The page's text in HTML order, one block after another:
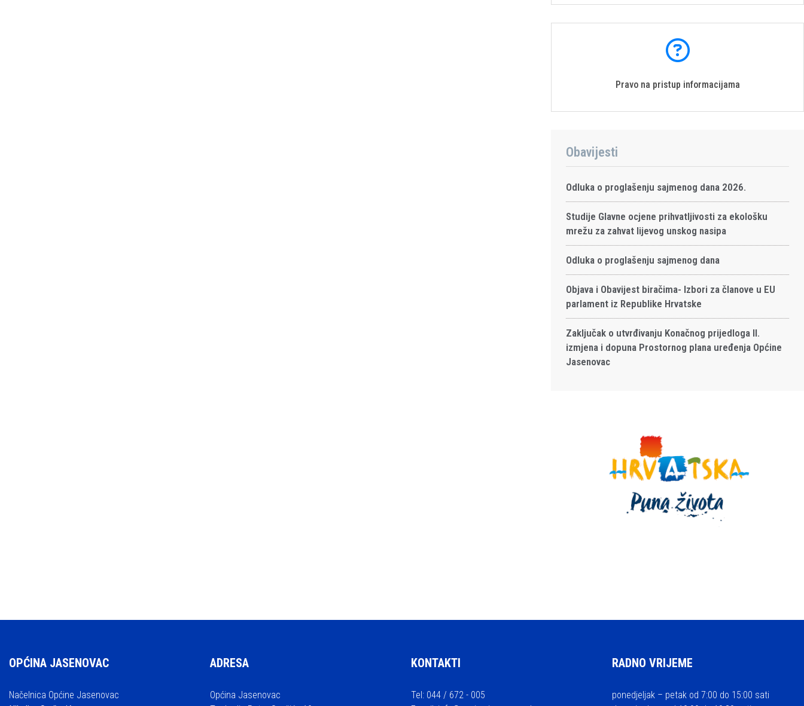
Pravo na pristup informacijama
Obavijesti
Odluka o proglašenju sajmenog dana 2026.
Studije Glavne ocjene prihvatljivosti za ekološku
mrežu za zahvat lijevog unskog nasipa
Odluka o proglašenju sajmenog dana
Objava i Obavijest biračima- Izbori za članove u EU
parlament iz Republike Hrvatske
Zaključak o utvrđivanju Konačnog prijedloga II.
izmjena i dopuna Prostornog plana uređenja Općine
Jasenovac
OPĆINA JASENOVAC
Načelnica Općine Jasenovac
ADRESA
Općina Jasenovac
KONTAKTI
Tel: 044 / 672 - 005
RADNO VRIJEME
ponedjeljak – petak od 7:00 do 15:00 sati